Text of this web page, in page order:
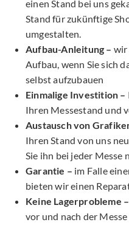
einen Stand bei uns
Stand für zukünftige
umgestalten.
Aufbau-Anleitung – wir
Aufbau, wenn Sie sich
selbst aufzubauen
Einmalige Investition –
Ihren Messestand und
Austausch von
Ihren Stand von uns
Sie ihn bei jeder Messe
Garantie – im Falle
bieten wir einen
Keine Lagerprobleme –
vor und nach der Messe